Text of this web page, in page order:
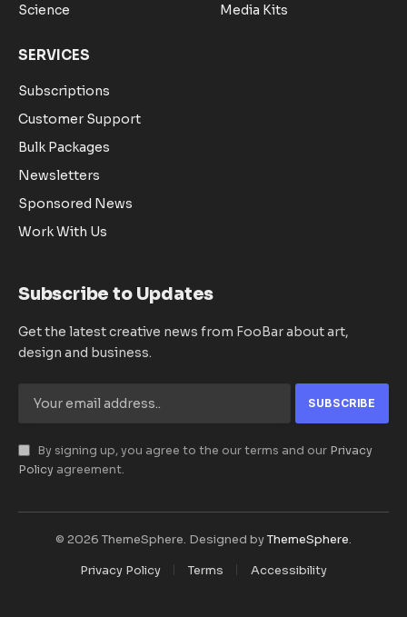
Science
Media Kits
SERVICES
Subscriptions
Customer Support
Bulk Packages
Newsletters
Sponsored News
Work With Us
Subscribe to Updates
Get the latest creative news from FooBar about art,
design and business.
By signing up, you agree to the our terms and our Privacy
Policy agreement.
© 2026 ThemeSphere. Designed byThemeSphere.
Privacy Policy
Terms Accessibility